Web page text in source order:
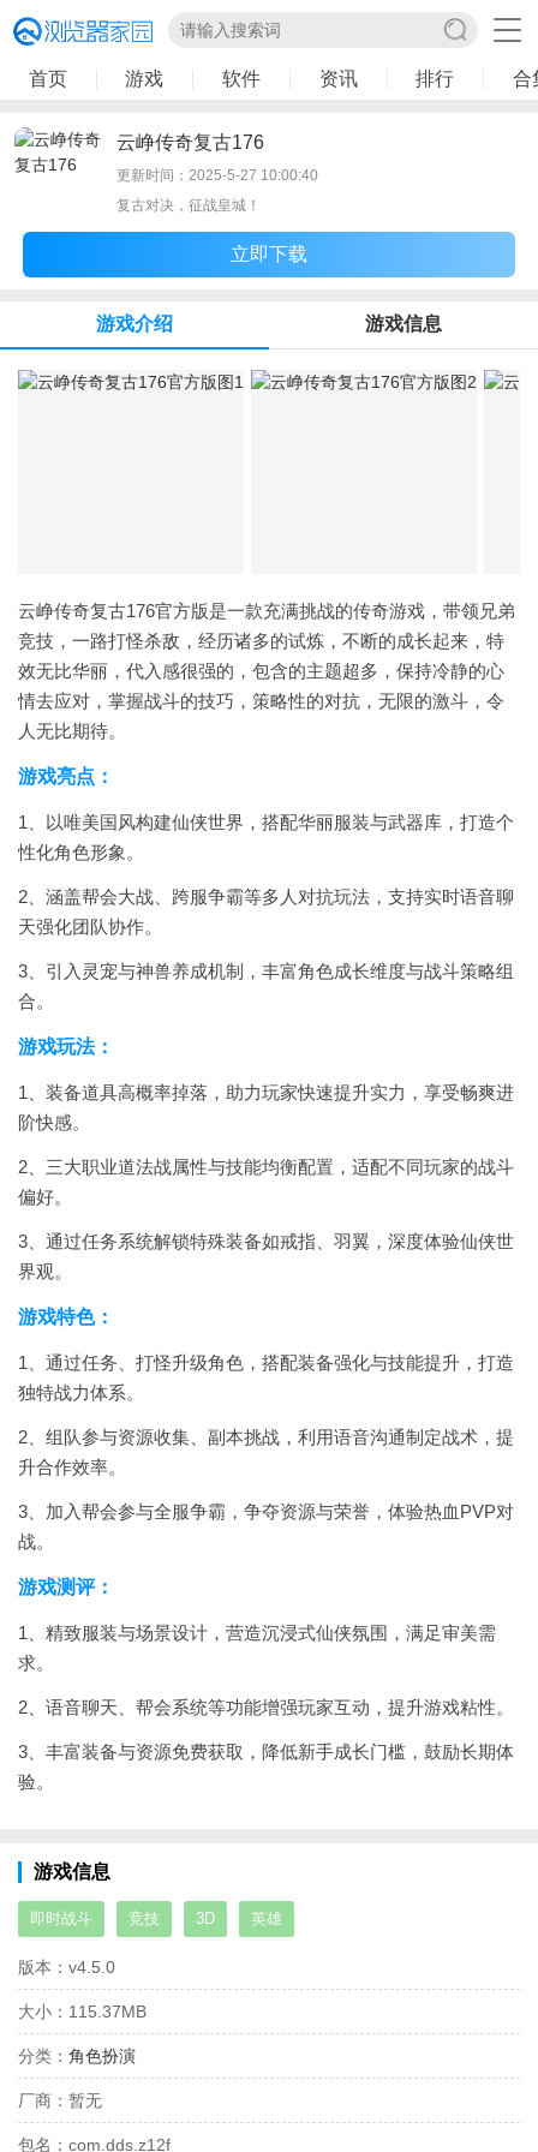
首页 游戏 软件 资讯 排行 合
云峥传奇复古176
更新时间：2025-5-27 10:00:40
复古对决，征战皇城！
立即下载
游戏介绍 游戏信息
云峥传奇复古176官方版是一款充满挑战的传奇游戏，带领兄弟
竞技，一路打怪杀敌，经历诸多的试炼，不断的成长起来，特
效无比华丽，代入感很强的，包含的主题超多，保持冷静的心
情去应对，掌握战斗的技巧，策略性的对抗，无限的激斗，令
人无比期待。
游戏亮点：
1、以唯美国风构建仙侠世界，搭配华丽服装与武器库，打造个
性化角色形象。
2、涵盖帮会大战、跨服争霸等多人对抗玩法，支持实时语音聊
天强化团队协作。
3、引入灵宠与神兽养成机制，丰富角色成长维度与战斗策略组
合。
游戏玩法：
1、装备道具高概率掉落，助力玩家快速提升实力，享受畅爽进
阶快感。
2、三大职业道法战属性与技能均衡配置，适配不同玩家的战斗
偏好。
3、通过任务系统解锁特殊装备如戒指、羽翼，深度体验仙侠世
界观。
游戏特色：
1、通过任务、打怪升级角色，搭配装备强化与技能提升，打造
独特战力体系。
2、组队参与资源收集、副本挑战，利用语音沟通制定战术，提
升合作效率。
3、加入帮会参与全服争霸，争夺资源与荣誉，体验热血PVP对
战。
游戏测评：
1、精致服装与场景设计，营造沉浸式仙侠氛围，满足审美需
求。
2、语音聊天、帮会系统等功能增强玩家互动，提升游戏粘性。
3、丰富装备与资源免费获取，降低新手成长门槛，鼓励长期体
验。
游戏信息
即时战斗 竞技 3D 英雄
版本： v4.5.0
大小： 115.37MB
分类： 角色扮演
厂商： 暂无
包名： com.dds.z12f